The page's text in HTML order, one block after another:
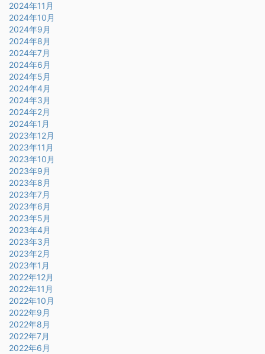
2024年11月
2024年10月
2024年9月
2024年8月
2024年7月
2024年6月
2024年5月
2024年4月
2024年3月
2024年2月
2024年1月
2023年12月
2023年11月
2023年10月
2023年9月
2023年8月
2023年7月
2023年6月
2023年5月
2023年4月
2023年3月
2023年2月
2023年1月
2022年12月
2022年11月
2022年10月
2022年9月
2022年8月
2022年7月
2022年6月